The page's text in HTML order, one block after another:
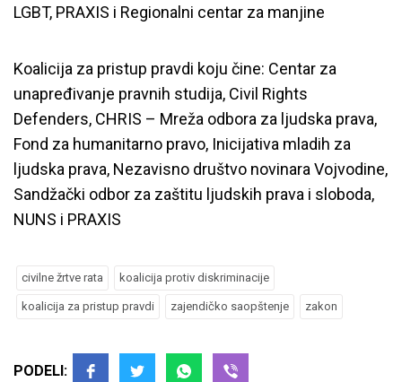
LGBT, PRAXIS i Regionalni centar za manjine
Koalicija za pristup pravdi koju čine: Centar za
unapređivanje pravnih studija, Civil Rights
Defenders, CHRIS – Mreža odbora za ljudska prava,
Fond za humanitarno pravo, Inicijativa mladih za
ljudska prava, Nezavisno društvo novinara Vojvodine,
Sandžački odbor za zaštitu ljudskih prava i sloboda,
NUNS i PRAXIS
civilne žrtve rata koalicija protiv diskriminacije
koalicija za pristup pravdi zajendičko saopštenje zakon
PODELI: